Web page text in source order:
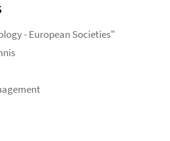
- European Societies"